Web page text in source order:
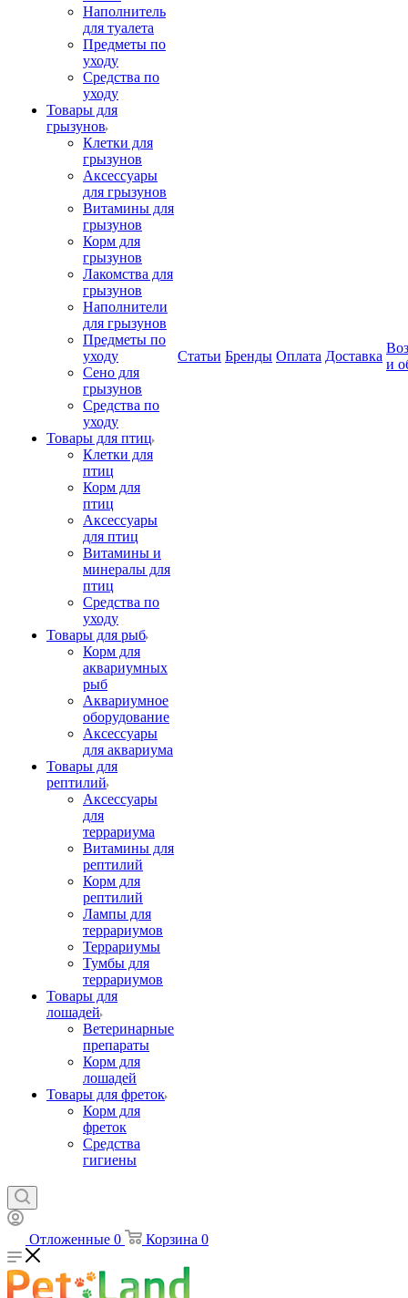
Наполнитель
для туалета
Предметы по
уходу
Средства по
уходу
Товары для
грызунов
Клетки для
грызунов
Аксессуары
для грызунов
Витамины для
грызунов
Корм для
грызунов
Лакомства для
грызунов
Наполнители
для грызунов
Предметы по
уходу
Сено для
грызунов
Средства по
уходу
Товары для птиц
Клетки для
птиц
Корм для
птиц
Аксессуары
для птиц
Витамины и
минералы для
птиц
Средства по
уходу
Товары для рыб
Корм для
аквариумных
рыб
Аквариумное
оборудование
Аксессуары
для аквариума
Товары для
рептилий
Аксессуары
для
террариума
Витамины для
рептилий
Корм для
рептилий
Лампы для
террариумов
Террариумы
Тумбы для
террариумов
Товары для
лошадей
Ветеринарные
препараты
Корм для
лошадей
Товары для фреток
Корм для
фреток
Средства
гигиены
Статьи Бренды Оплата Доставка
и
Отложенные 0 Корзина 0